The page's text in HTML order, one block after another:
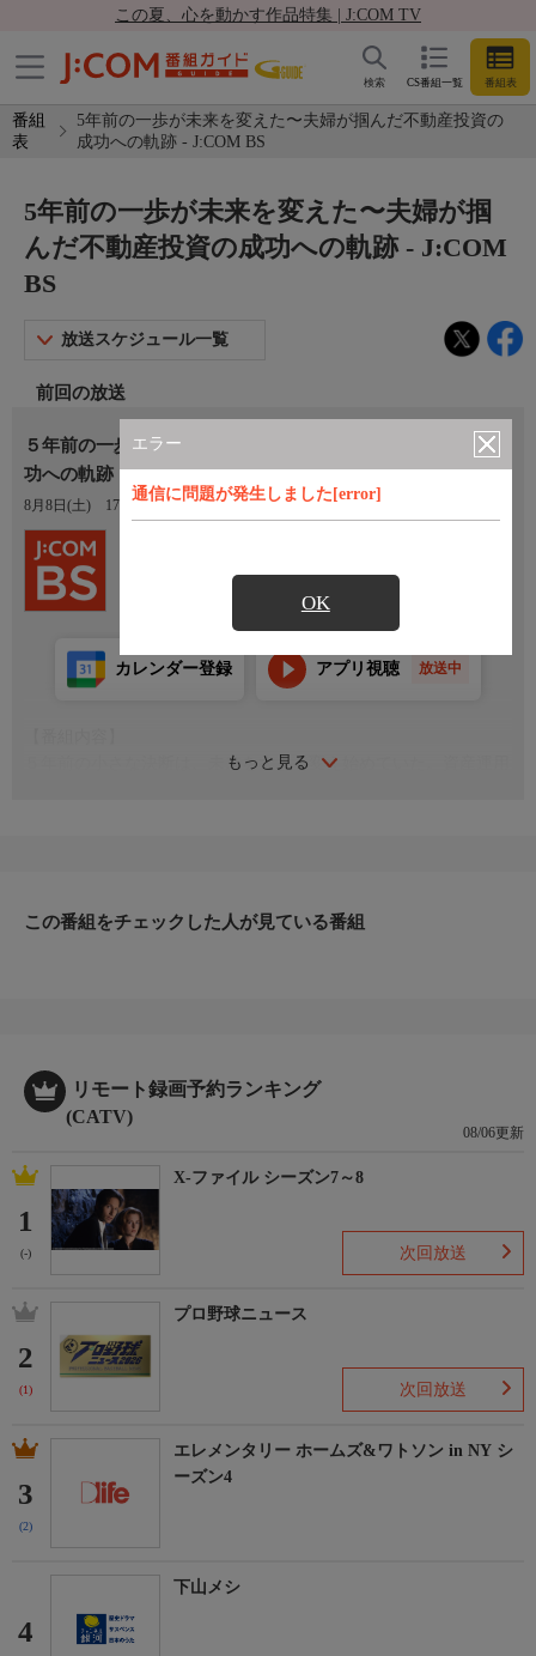
この夏、心を動かす作品特集 | J:COM TV
CS番組一覧 番組表
検索
番組
表
5年前の一歩が未来を変えた〜夫婦が掴んだ不動産投資の
成功への軌跡 - J:COM BS
エラー
通信に問題が発生しました[error]
OK
5年前の一歩が未来を変えた〜夫婦が掴
んだ不動産投資の成功への軌跡 - J:COM
BS
放送スケジュール一覧
前回の放送
５年前の一歩が未来を変えた〜夫婦が掴んだ不動産投資の成
功への軌跡
8月8日(土) 17:30〜18:00
もっと見る
カレンダー登録 アプリ視聴 放送中
５年前の小さな決断は、未来を大きく変え始めていた。資産運用
https://x.com/BS260_official
この番組をチェックした人が見ている番組
リモート録画予約ランキング
(CATV)
08/06更新
1
(-)
X-ファイル シーズン7～8
次回放送
2
(1)
プロ野球ニュース
次回放送
3
(2)
エレメンタリー ホームズ&ワトソン in NY シ
ーズン4
4
下山メシ